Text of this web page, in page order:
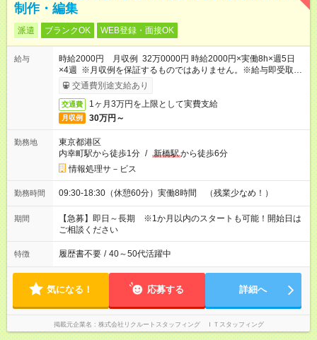
制作・編集
派遣 ブランクOK WEB登録・面接OK
給与
時給2000円 月収例 32万0000円 時給2000円×実働8h×週5日
×4週 ※月収例を保証するものではありません。※給与即受取り
サービス利用可（利用条件有）
交通費別途支給あり
交通費 1ヶ月3万円を上限として実費支給
月収例 30万円～
勤務地
東京都港区
内幸町駅から徒歩1分 / 新橋駅から徒歩6分
情報処理サ－ビス
勤務時間 09:30-18:30（休憩60分）実働8時間 （残業少なめ！）
期間
【急募】即日～長期 ※1か月以内のスタートも可能！開始日は
ご相談ください
特徴 履歴書不要 / 40～50代活躍中
気になる！ 応募する 詳細へ
掲載元企業名 株式会社リクルートスタッフィング ＩＴスタッフィング